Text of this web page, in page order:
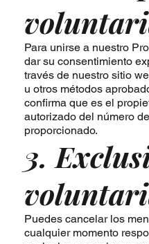
Para unirse a nuestro
dar su consentimiento
través de nuestro sitio
u otros métodos
confirma que es el
autorizado del número
proporcionado.
3.
Puedes cancelar los
cualquier momento